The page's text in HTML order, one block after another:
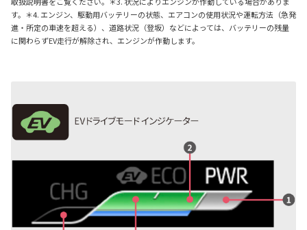
す。＊4. エンジン、駆動用バッテリーの状態、エアコンの使用状況や運転方法（急発
進・所定の車速を超える）、道路状況（登坂）などによっては、バッテリーの残量
に関わらずEV走行が解除され、エンジンが作動します。